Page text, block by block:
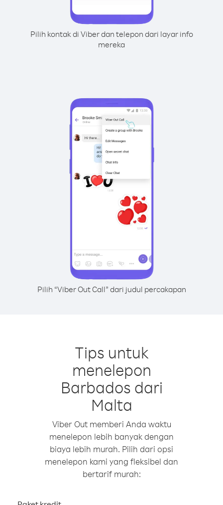
Pilih kontak di Viber dan telepon dari layar info
mereka
Pilih “Viber Out Call” dari judul percakapan
Tips untuk
menelepon
Barbados dari
Malta
Viber Out memberi Anda waktu
menelepon lebih banyak dengan
biaya lebih murah. Pilih dari opsi
menelepon kami yang fleksibel dan
bertarif murah: